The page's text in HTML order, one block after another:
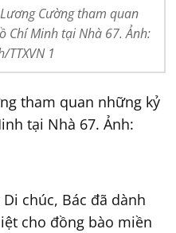
Cường tham quan
Chí Minh tại Nhà 67. Ảnh:
TTXVN 1
tham quan những kỷ
tại Nhà 67. Ảnh:
chúc, Bác đã dành
cho đồng bào miền